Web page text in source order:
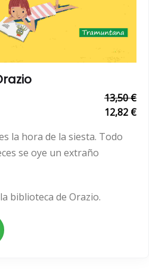
13,50 €
12,82 €
la hora de la siesta. Todo
se oye un extraño
la biblioteca de Orazio.